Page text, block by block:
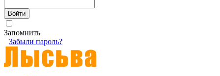
Запомнить
Забыли пароль?